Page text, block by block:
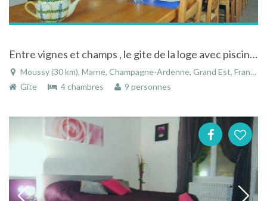
Entre vignes et champs , le gite de la loge avec piscine en Champagne-Ardenne
Moussy (30 km), Marne, Champagne-Ardenne, Grand Est, France
Gîte
4 chambres 9 personnes